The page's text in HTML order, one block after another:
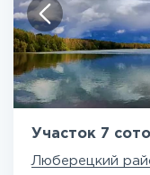
Участок 7
Люберецкий